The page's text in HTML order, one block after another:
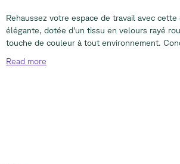
Rehaussez votre espace de travail avec
élégante, dotée d'un tissu en velours rayé
touche de couleur à tout environnement.
Read more